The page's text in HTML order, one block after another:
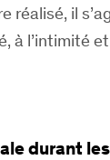
réalisé, il
à l’intimité
durant les